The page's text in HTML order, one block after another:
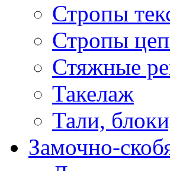
Стропы
Стропы
Стяжные
Такелаж
Тали,
Замочно-